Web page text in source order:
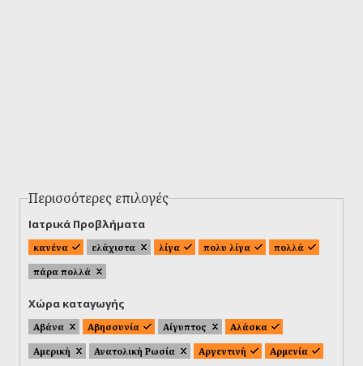
Περισσότερες επιλογές
Ιατρικά Προβλήματα
κανένα ελάχιστα λίγα πολυ λίγα
πολλά
πάρα πολλά
Χώρα καταγωγής
Αβάνα Αβησσυνία Αίγυπτος
Αλάσκα
Αμερική
Ανατολική Ρωσία Αργεντινή
Αρμενία